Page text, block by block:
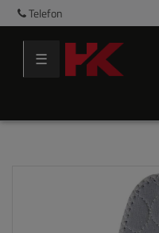
Telefon
☰